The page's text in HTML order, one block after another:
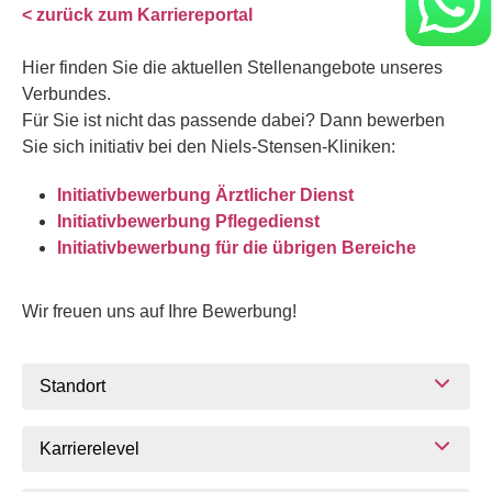
< zurück zum Karriereportal
Hier finden Sie die aktuellen Stellenangebote unseres
Verbundes.
Für Sie ist nicht das passende dabei? Dann bewerben
Sie sich initiativ bei den Niels-Stensen-Kliniken:
Initiativbewerbung Ärztlicher Dienst
Initiativbewerbung Pflegedienst
Initiativbewerbung für die übrigen Bereiche
Wir freuen uns auf Ihre Bewerbung!
Standort
Karrierelevel